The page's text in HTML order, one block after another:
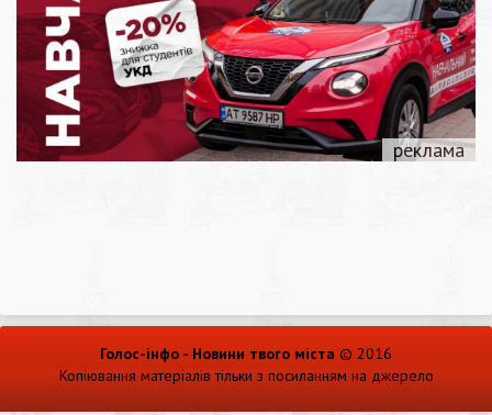
Голос-інфо - Новини твого міста © 2016
Копіювання матеріалів тільки з посиланням на джерело